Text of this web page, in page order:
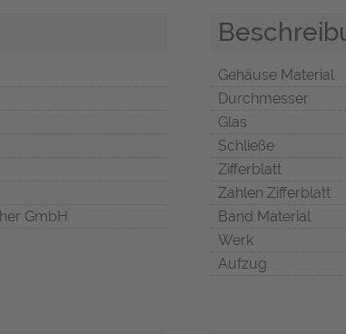
GmbH
Gehäuse Material
Durchmesser
Glas
Schließe
Zifferblatt
Zahlen Zifferblatt
Band Material
Werk
Aufzug